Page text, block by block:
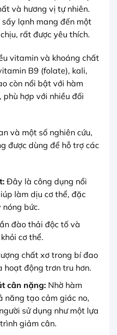
và hương vị tự nhiên.
lạnh mang đến một
rất được yêu thích.
vitamin và khoáng chất
B9 (folate), kali,
còn nổi bật với hàm
hợp với nhiều đối
và một số nghiên cứu,
được dùng để hỗ trợ các
Đây là công dụng nổi
làm dịu cơ thể, đặc
bức.
đào thải độc tố và
cơ thể.
chất xơ trong bí đao
hoạt động trơn tru hơn.
cân nặng:Nhờ hàm
năng tạo cảm giác no,
sử dụng như một lựa
giảm cân.